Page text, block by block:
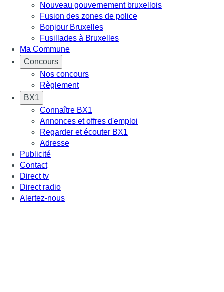
Nouveau gouvernement bruxellois
Fusion des zones de police
Bonjour Bruxelles
Fusillades à Bruxelles
Ma Commune
Concours
Nos concours
Règlement
BX1
Connaître BX1
Annonces et offres d'emploi
Regarder et écouter BX1
Adresse
Publicité
Contact
Direct tv
Direct radio
Alertez-nous